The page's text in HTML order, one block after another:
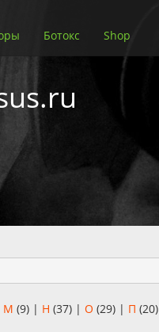
Ботокс Shop
М (9) | Н (37) | О (29) | П (20)